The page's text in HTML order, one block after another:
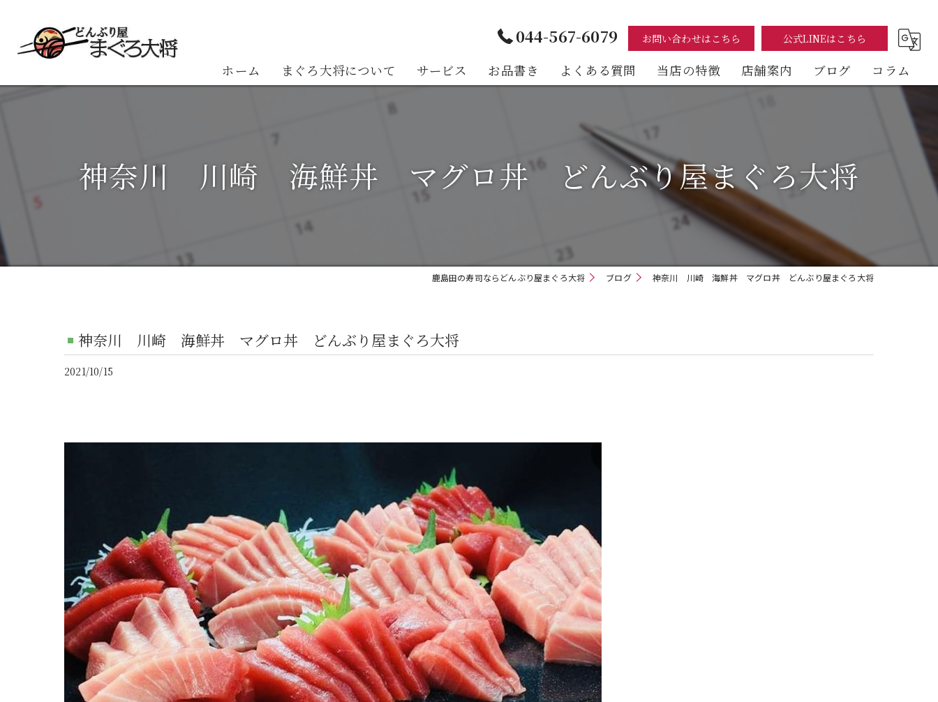
044-567-6079 お問い合わせはこちら 公式LINEはこちら
ホーム まぐろ大将について サービス お品書き よくある質問 当店の特徴
海鮮丼
テイクアウト
デリバリー
店舗案内 ブログ コラム
神奈川 川崎 海鮮丼 マグロ丼 どんぶり屋まぐろ大将
鹿島田の寿司ならどんぶり屋まぐろ大将 ブログ 神奈川 川崎 海鮮丼 マグロ丼 どんぶり屋まぐろ大将
神奈川 川崎 海鮮丼 マグロ丼 どんぶり屋まぐろ大将
2021/10/15